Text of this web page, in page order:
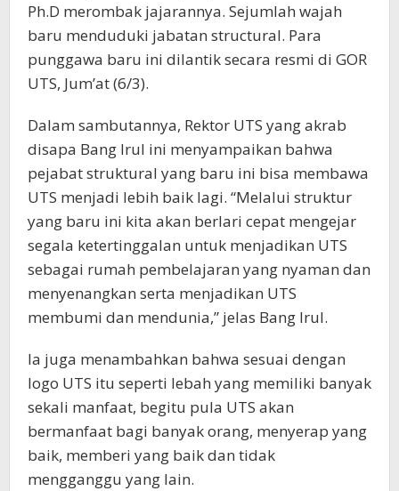
Ph.D merombak jajarannya. Sejumlah wajah
baru menduduki jabatan structural. Para
punggawa baru ini dilantik secara resmi di GOR
UTS, Jum’at (6/3).
Dalam sambutannya, Rektor UTS yang akrab
disapa Bang Irul ini menyampaikan bahwa
pejabat struktural yang baru ini bisa membawa
UTS menjadi lebih baik lagi. “Melalui struktur
yang baru ini kita akan berlari cepat mengejar
segala ketertinggalan untuk menjadikan UTS
sebagai rumah pembelajaran yang nyaman dan
menyenangkan serta menjadikan UTS
membumi dan mendunia,” jelas Bang Irul.
Ia juga menambahkan bahwa sesuai dengan
logo UTS itu seperti lebah yang memiliki banyak
sekali manfaat, begitu pula UTS akan
bermanfaat bagi banyak orang, menyerap yang
baik, memberi yang baik dan tidak
mengganggu yang lain.